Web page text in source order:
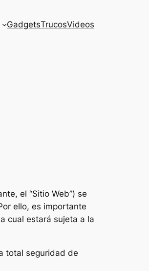
GadgetsTrucosVideos
el “Sitio Web”) se
ello, es importante
cual estará sujeta a la
total seguridad de